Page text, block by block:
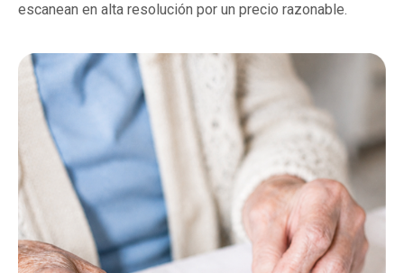
escanean en alta resolución por un precio razonable.